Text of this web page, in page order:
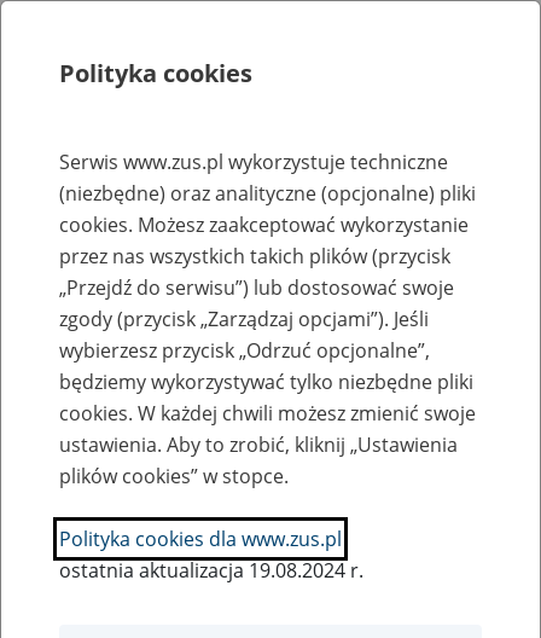
Rejestry, ewidencje i archiwa
Baza zlikwidowanych lub
przekształconych zakładów pracy
Nazwa zakładu pracy:
SZUKAJ
Polityka cookies
Serwis www.zus.pl wykorzystuje techniczne
(niezbędne) oraz analityczne (opcjonalne) pliki
cookies. Możesz zaakceptować wykorzystanie
przez nas wszystkich takich plików (przycisk
„Przejdź do serwisu”) lub dostosować swoje
zgody (przycisk „Zarządzaj opcjami”). Jeśli
wybierzesz przycisk „Odrzuć opcjonalne”,
będziemy wykorzystywać tylko niezbędne pliki
cookies. W każdej chwili możesz zmienić swoje
ustawienia. Aby to zrobić, kliknij „Ustawienia
plików cookies” w stopce.
Polityka cookies dla www.zus.pl
ostatnia aktualizacja 19.08.2024 r.